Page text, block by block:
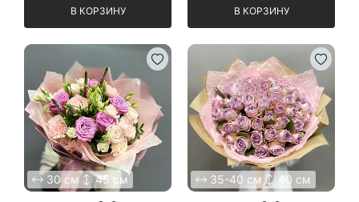
В КОРЗИНУ В КОРЗИНУ
30 см 45 см 35-40 см 40 см